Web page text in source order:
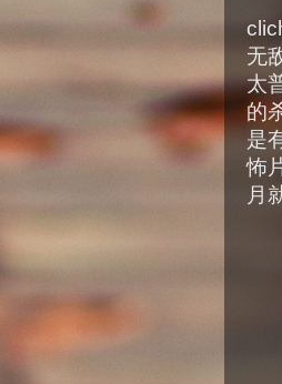
无
太
的
是
怖
月